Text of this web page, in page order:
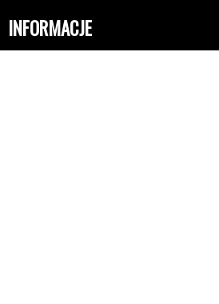
INFORMACJE